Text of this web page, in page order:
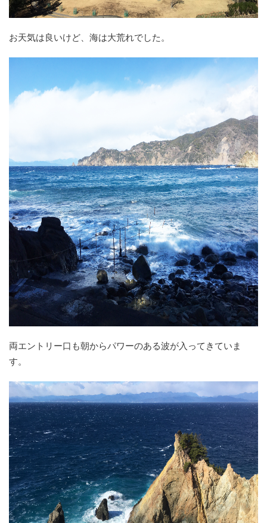
お天気は良いけど、海は大荒れでした。
両エントリー口も朝からパワーのある波が入ってきていま
す。